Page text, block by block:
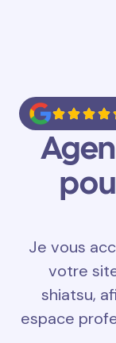
Je vous
votre
shiatsu,
espace